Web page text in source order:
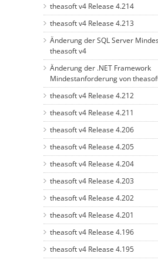
theasoft v4 Release 4.214
theasoft v4 Release 4.213
Änderung der SQL Server
theasoft v4
Änderung der .NET Framework
Mindestanforderung von
theasoft v4 Release 4.212
theasoft v4 Release 4.211
theasoft v4 Release 4.206
theasoft v4 Release 4.205
theasoft v4 Release 4.204
theasoft v4 Release 4.203
theasoft v4 Release 4.202
theasoft v4 Release 4.201
theasoft v4 Release 4.196
theasoft v4 Release 4.195